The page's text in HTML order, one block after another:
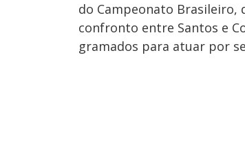
do Campeonato Brasileiro,
confronto entre Santos e
gramados para atuar por